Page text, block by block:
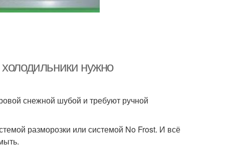
нужно
снежной шубой и требуют ручной
разморозки или системой No Frost. И всё